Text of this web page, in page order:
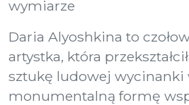
wymiarze
Daria Alyoshkina to
artystka, która
sztukę ludowej wycinanki
monumentalną formę